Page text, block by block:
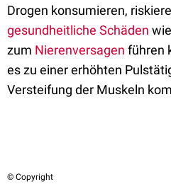
Drogen konsumieren,
gesundheitliche Schäden
zum Nierenversagen führen
es zu einer erhöhten
Versteifung der Muskeln
© Copyright